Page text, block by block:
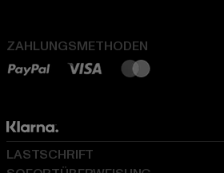
ZAHLUNGSMETHODEN
LASTSCHRIFT